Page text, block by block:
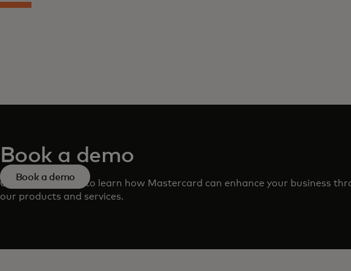
Book a demo
Consult our team to learn how Mastercard can enhance your business
our products and services.
Book a demo